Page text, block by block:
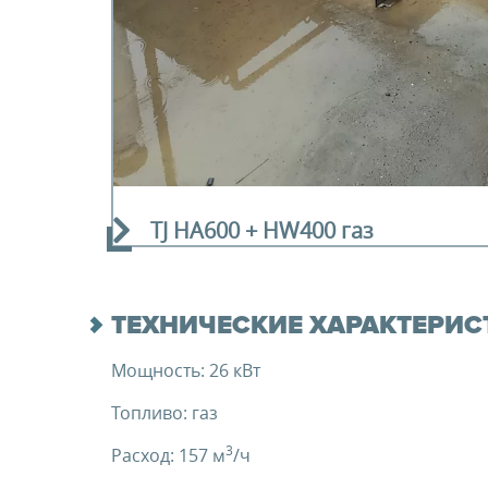
TJ HA600 + HW400 газ
ТЕХНИЧЕСКИЕ
Мощность: 26 кВт
Топливо: газ
Расход: 157 м3/ч